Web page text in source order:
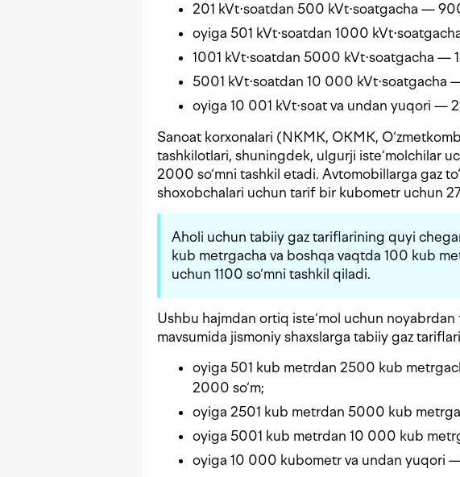
201 kVt⋅soatdan 500 kVt⋅soatgacha —
oyiga 501 kVt⋅soatdan 1000
1001 kVt⋅soatdan 5000 kVt⋅soatgacha —
5001 kVt⋅soatdan 10 000 kVt⋅soatgacha
oyiga 10 001 kVt⋅soat va undan yuqori —
Sanoat korxonalari (NKMK, OKMK,
tashkilotlari, shuningdek, ulgurji iste‘molchilar
2000 so‘mni tashkil etadi. Avtomobillarga gaz
shoxobchalari uchun tarif bir kubometr uchun
Aholi uchun tabiiy gaz tariflarining quyi
kub metrgacha va boshqa vaqtda 100 kub
uchun 1100 so‘mni tashkil qiladi.
Ushbu hajmdan ortiq iste‘mol uchun noyabrdan
mavsumida jismoniy shaxslarga tabiiy gaz
oyiga 501 kub metrdan 2500 kub
2000 so‘m;
oyiga 2501 kub metrdan 5000 kub
oyiga 5001 kub metrdan 10 000 kub
oyiga 10 000 kubometr va undan yuqori